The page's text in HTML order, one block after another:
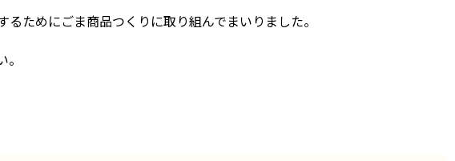
ためにごま商品つくりに取り組んでまいりました。